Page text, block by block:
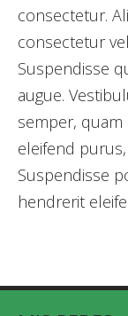
consectetur.
consectetur
Suspendisse
augue.
semper, quam
eleifend
Suspendisse
hendrerit